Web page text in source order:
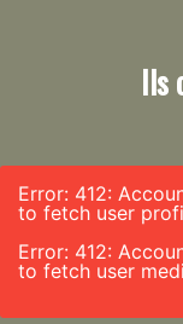
Ils
Error: 412:
to fetch user
Error: 412:
to fetch user